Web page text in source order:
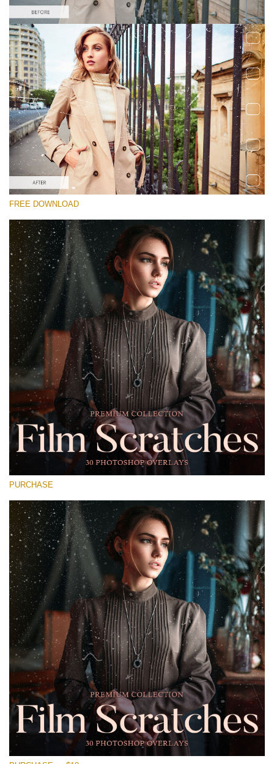
Lütfen seçin
Free Photoshop Overlay #1
Small 800*533px
Film Scratches
(30 Overlays)
Large 6000*4000px
(347 Overlays)
Large 6000*4000px
Entire Collection
(1783 Overlays)
Large 6000*4000px
Ücretsiz indirin
FREE DOWNLOAD
PURCHASE